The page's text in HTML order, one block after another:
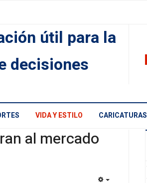
útil para la
decisiones
VIDA Y ESTILO CARICATURAS
al mercado